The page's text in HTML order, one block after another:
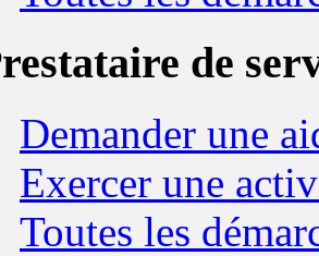
de
Demander une
Exercer une
Toutes les